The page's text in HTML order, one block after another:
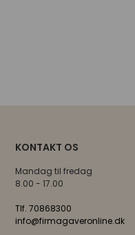
KONTAKT OS
Mandag til fredag
8.00 - 17.00
Tlf. 70868300
info@firmagaveronline.dk